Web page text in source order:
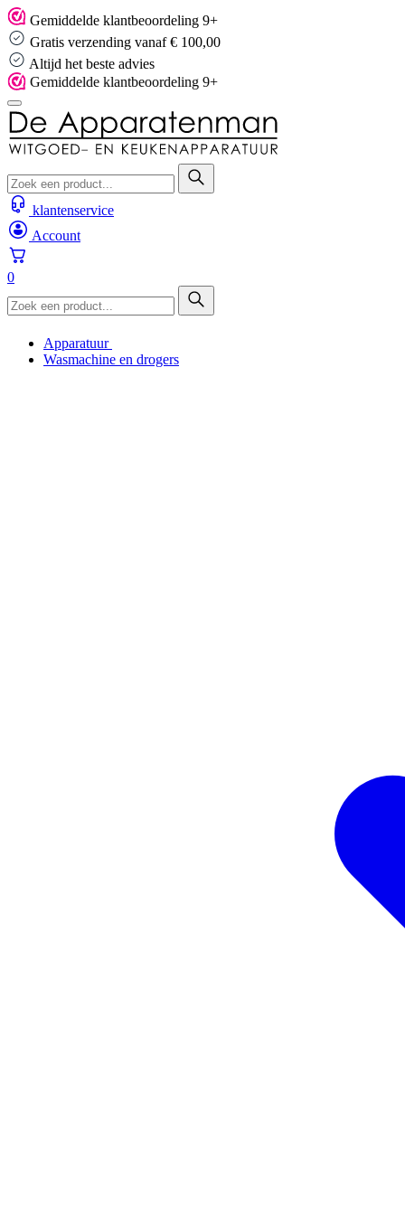
Skip
to
content
Gemiddelde klantbeoordeling 9+
Gratis verzending vanaf € 100,00
Altijd het beste advies
Gemiddelde klantbeoordeling 9+
klantenservice
Account
0
Apparatuur
Wasmachine en drogers